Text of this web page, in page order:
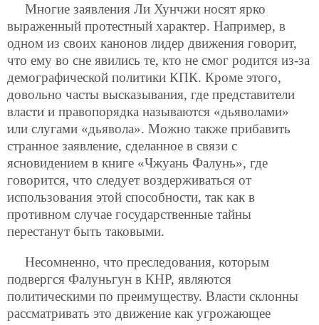
Многие заявления Ли Хунчжи носят ярко
выраженный протестный характер. Например, в
одном из своих канонов лидер движения говорит,
что ему во сне явились те, кто не смог родится из-за
демографической политики КПК. Кроме этого,
довольно часты высказывания, где представители
власти и правопорядка называются «дьяволами»
или слугами «дьявола». Можно также прибавить
странное заявление, сделанное в связи с
ясновидением в книге «Чжуань Фалунь», где
говорится, что следует воздерживаться от
использования этой способности, так как в
противном случае государственные тайны
перестанут быть таковыми.
Несомненно, что преследования, которым
подвергся Фалуньгун в КНР, являются
политическими по преимуществу. Власти склонны
рассматривать это движение как угрожающее